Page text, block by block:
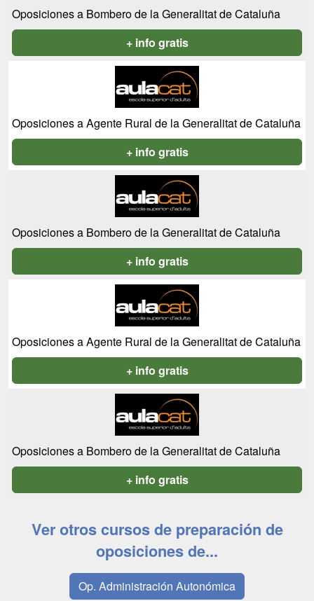
Oposiciones a Bombero de la Generalitat de Cataluña
+ info gratis
Oposiciones a Agente Rural de la Generalitat de Cataluña
+ info gratis
Oposiciones a Bombero de la Generalitat de Cataluña
+ info gratis
Oposiciones a Agente Rural de la Generalitat de Cataluña
+ info gratis
Oposiciones a Bombero de la Generalitat de Cataluña
+ info gratis
Ver otros cursos de preparación de
oposiciones de...
Op. Administración Autonómica